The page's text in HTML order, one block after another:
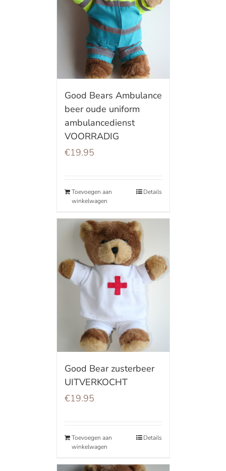
Good Bears Ambulance
beer oude uniform
ambulancedienst
VOORRADIG
€19.95
Toevoegen aan
winkelwagen
Details
Good Bear zusterbeer
UITVERKOCHT
€19.95
Toevoegen aan
winkelwagen
Details